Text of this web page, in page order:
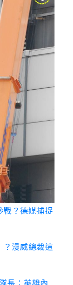
戰？德媒捕捉
？漫威總裁這